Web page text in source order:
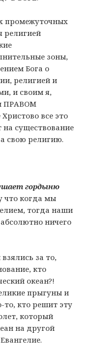
промежуточных
религией
зоны,
Бога о
религией и
и своим я,
ПРАВОМ
все это
на существование
свою религию.
гордыню
что когда мы
тогда наши
ничего
за то,
кто
океан?!
прыгуны и
то, кто решит эту
который
на другой